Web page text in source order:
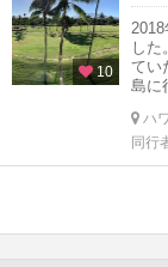
10
し
てい
島に
ハ
同行